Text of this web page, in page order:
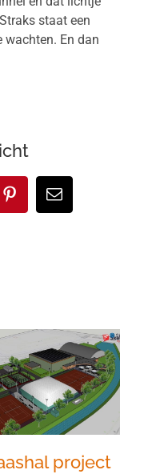
staat een
En dan
Pinterest
E-
mail
project